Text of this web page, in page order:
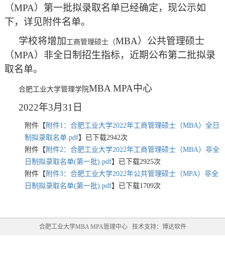
（MPA） 第一批拟录取名单已经确定，现公示如
下，详见附件名单。
学校将增加 工商管理硕士（MBA）公共管理硕士
（MPA） 非全日制招生指标，近期公布第二批拟录
取名单。
合肥工业大学管理学院MBA MPA中心
2022年3月31日
附件【 附件1：合肥工业大学2022年工商管理硕士（MBA）全日
制拟录取名单.pdf】已下载2942次
附件【 附件2：合肥工业大学2022年工商管理硕士（MBA）非全
日制拟录取名单(第一批).pdf】已下载2925次
附件【 附件3：合肥工业大学2022年公共管理硕士（MPA）非全
日制拟录取名单(第一批).pdf】已下载1709次
合肥工业大学MBA MPA管理中心 技术支持：博达软件